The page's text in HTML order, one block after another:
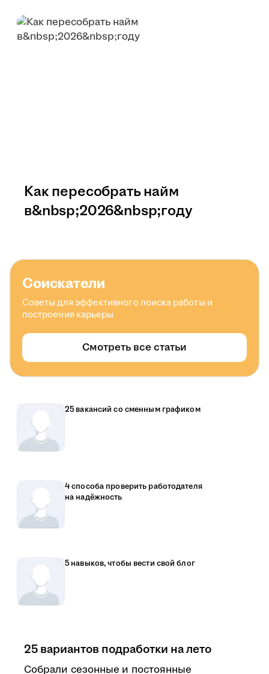
Как пересобрать найм
в&nbsp;2026&nbsp;году
Соискатели
Советы для эффективного поиска работы и
построения карьеры
Смотреть все статьи
25 вакансий со сменным графиком
4 способа проверить работодателя
на надёжность
5 навыков, чтобы вести свой блог
25 вариантов подработки на лето
Собрали сезонные и постоянные